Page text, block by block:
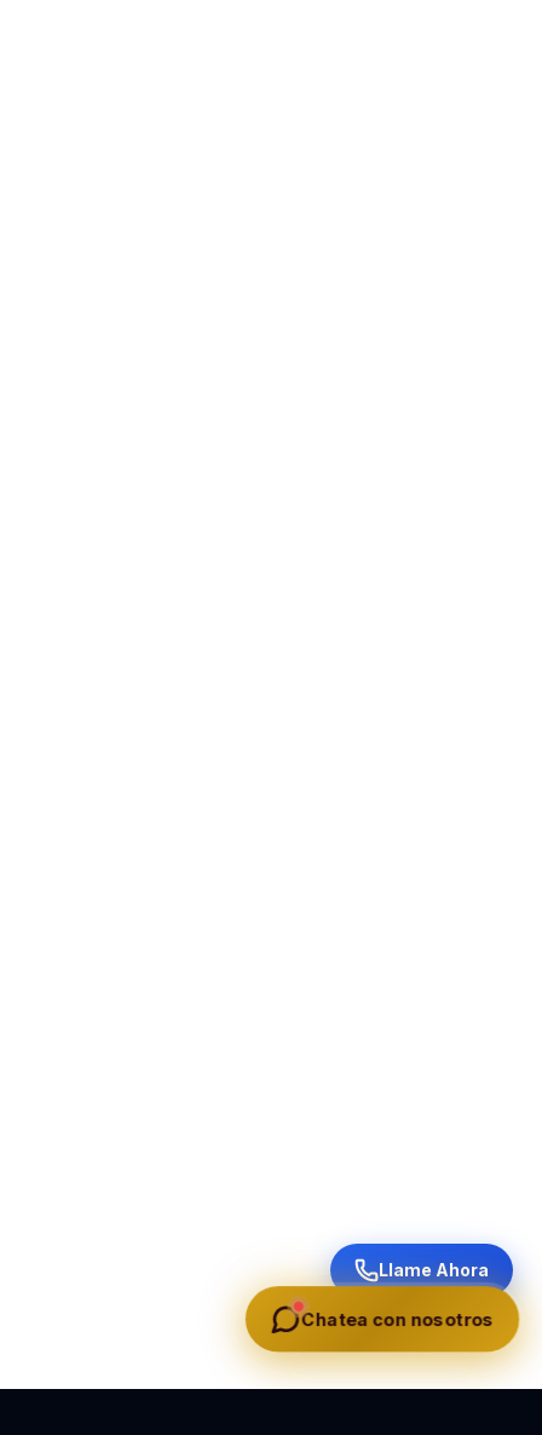
Llame Ahora
Chatea con nosotros